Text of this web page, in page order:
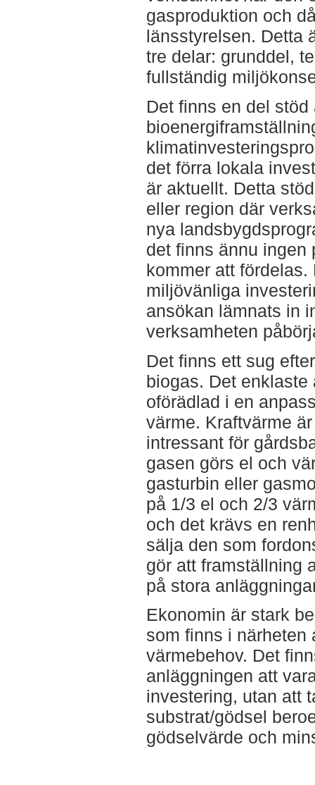
gasproduktion och
länsstyrelsen. Detta
tre delar: grunddel,
fullständig
Det finns en del stöd
det förra lokala
är aktuellt. Detta
eller region där
nya
det finns ännu ingen
kommer att
miljövänliga
ansökan lämnats in
verksamheten
Det finns ett sug
biogas. Det enklaste
oförädlad i en
värme. Kraftvärme
intressant för
gasen görs el och
gasturbin eller
på 1/3 el och 2/3
och det krävs en
sälja den som
gör att framställning
på stora
Ekonomin är stark
som finns i närheten
värmebehov. Det
anläggningen att
investering, utan att
substrat/gödsel
gödselvärde och